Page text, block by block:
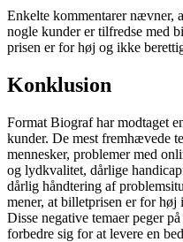
Enkelte kommentarer nævner,
nogle kunder er tilfredse med
prisen er for høj og ikke
Konklusion
Format Biograf har modtaget
kunder. De mest fremhævede
mennesker, problemer med
og lydkvalitet, dårlige
dårlig håndtering af
mener, at billetprisen er for
Disse negative temaer peger
forbedre sig for at levere en